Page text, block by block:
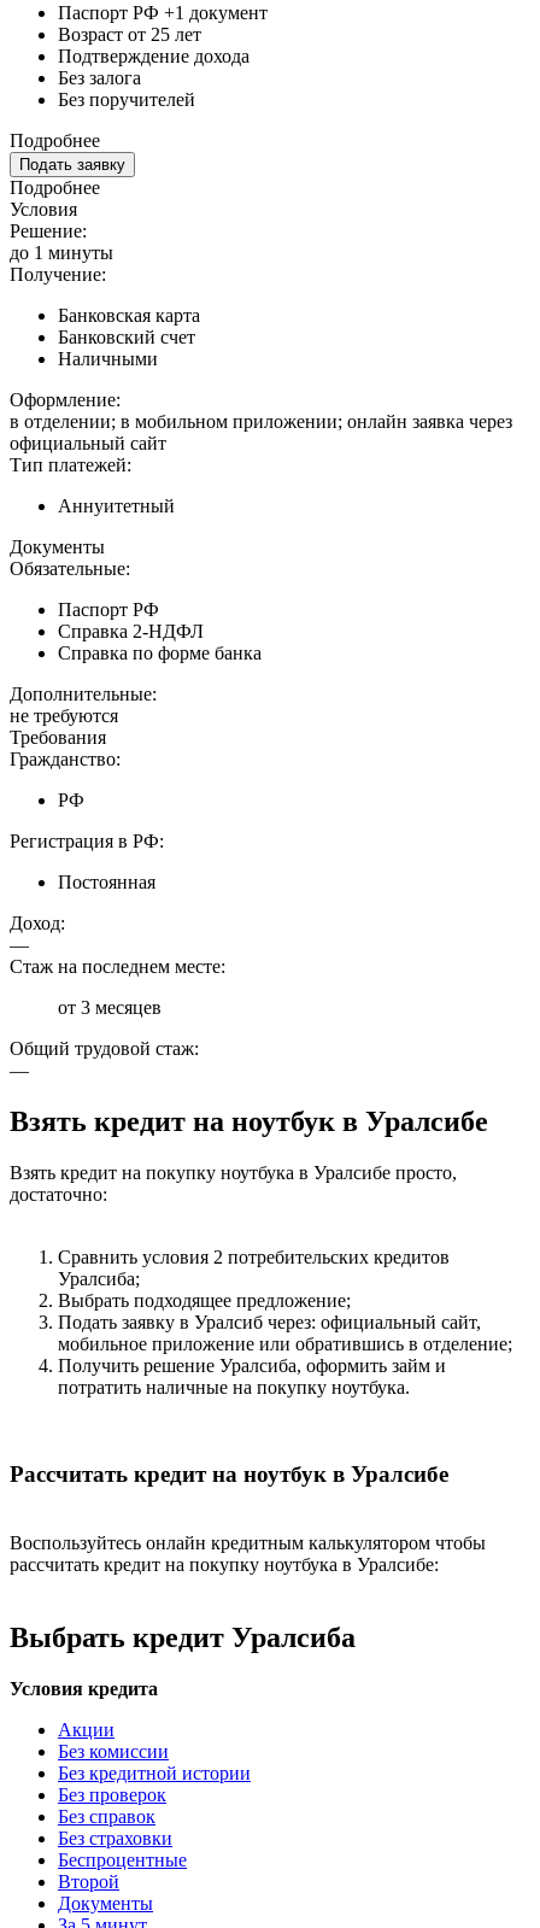
Паспорт РФ +1 документ
Возраст от 25 лет
Подтверждение дохода
Без залога
Без поручителей
Подробнее
Подать заявку
Подробнее
Условия
Решение:
до 1 минуты
Получение:
Банковская карта
Банковский счет
Наличными
Оформление:
в отделении; в мобильном приложении; онлайн заявка через
официальный сайт
Тип платежей:
Аннуитетный
Документы
Обязательные:
Паспорт РФ
Справка 2-НДФЛ
Справка по форме банка
Дополнительные:
не требуются
Требования
Гражданство:
РФ
Регистрация в РФ:
Постоянная
Доход:
—
Стаж на последнем месте:
от 3 месяцев
Общий трудовой стаж:
—
Взять кредит на ноутбук в Уралсибе
Взять кредит на покупку ноутбука в Уралсибе просто,
достаточно:
Сравнить условия 2 потребительских кредитов
Уралсиба;
Выбрать подходящее предложение;
Подать заявку в Уралсиб через: официальный сайт,
мобильное приложение или обратившись в отделение;
Получить решение Уралсиба, оформить займ и
потратить наличные на покупку ноутбука.
Рассчитать кредит на ноутбук в Уралсибе
Воспользуйтесь онлайн кредитным калькулятором чтобы
рассчитать кредит на покупку ноутбука в Уралсибе:
Выбрать кредит Уралсиба
Условия кредита
Акции
Без комиссии
Без кредитной истории
Без проверок
Без справок
Без страховки
Беспроцентные
Второй
Документы